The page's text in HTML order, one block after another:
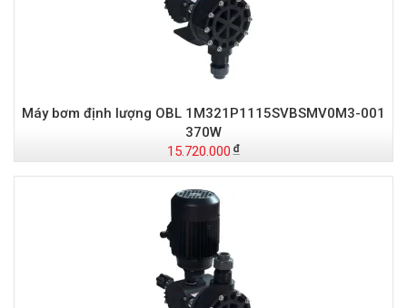
Máy bơm định lượng OBL 1M321P1115SVBSMV0M3-001
370W
15.720.000